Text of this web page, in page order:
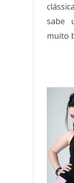
sabe
muito